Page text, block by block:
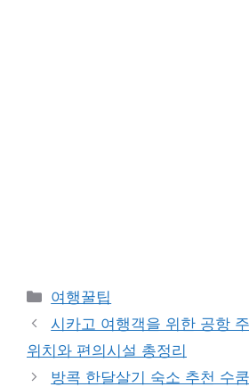
카
테
고
리
여행꿀팁
시카고 여행객을 위한 공항
위치와 편의시설 총정리
방콕 한달살기 숙소 추천 수